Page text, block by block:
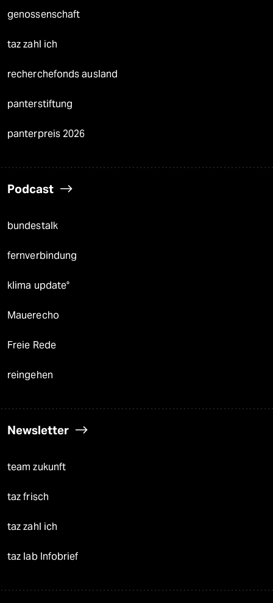
genossenschaft
taz zahl ich
recherchefonds ausland
panterstiftung
panterpreis 2026
Podcast
bundestalk
fernverbindung
klima update°
Mauerecho
Freie Rede
reingehen
Newsletter
team zukunft
taz frisch
taz zahl ich
taz lab Infobrief